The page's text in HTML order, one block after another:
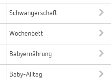
Schwangerschaft
Wochenbett
Babyernährung
Baby-Alltag